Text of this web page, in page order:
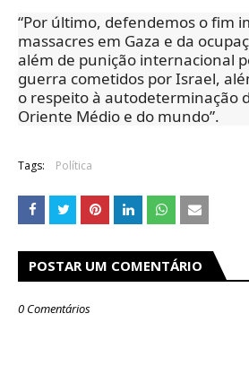
“Por último, defendemos o fim
massacres em Gaza e da
além de punição internacional
guerra cometidos por Israel,
o respeito à autodeterminação
Oriente Médio e do mundo”.
Tags: Política
POSTAR UM COMENTÁRIO
0 Comentários